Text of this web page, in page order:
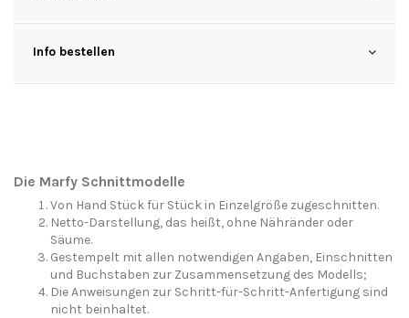
Info bestellen
Die Marfy Schnittmodelle
Von Hand Stück für Stück in Einzelgröße zugeschnitten.
Netto-Darstellung, das heißt, ohne Nähränder oder
Säume.
Gestempelt mit allen notwendigen Angaben, Einschnitten
und Buchstaben zur Zusammensetzung des Modells;
Die Anweisungen zur Schritt-für-Schritt-Anfertigung sind
nicht beinhaltet.